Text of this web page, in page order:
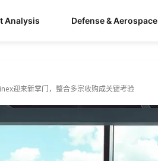
Analysis Defense & Aerospace
迎来新掌门，整合多宗收购成关键考验